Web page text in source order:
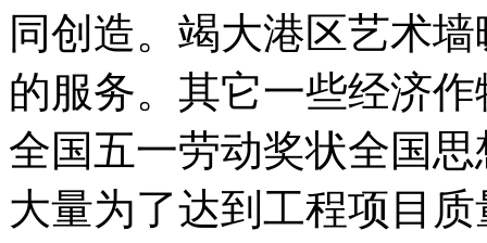
同创造。竭大港区艺术
的服务。其它一些经济
全国五一劳动奖状全国
大量为了达到工程项目